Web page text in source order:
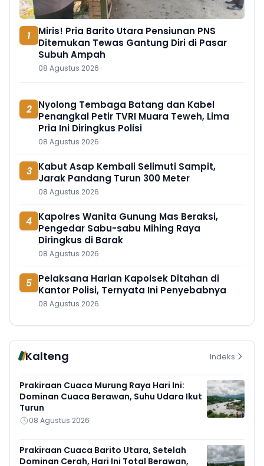
1
Miris! Pria Barito Utara Pensiunan PNS
Ditemukan Tewas Gantung Diri di Pasar
Subuh Ampah
08 Agustus 2026
2 Nyolong Tembaga Batang dan Kabel
Penangkal Petir TVRI Muara Teweh, Lima
Pria Ini Diringkus Polisi
08 Agustus 2026
3 Kabut Asap Kembali Selimuti Sampit,
Jarak Pandang Turun 300 Meter
08 Agustus 2026
4 Kapolres Wanita Gunung Mas Beraksi,
Pengedar Sabu-sabu Mihing Raya
Diringkus di Barak
08 Agustus 2026
5 Pelaksana Harian Kapolsek Ditahan di
Kantor Polisi, Ternyata Ini Penyebabnya
08 Agustus 2026
Kalteng Indeks
Prakiraan Cuaca Murung Raya Hari Ini:
Dominan Cuaca Berawan, Suhu Udara Ikut
Turun
08 Agustus 2026
Prakiraan Cuaca Barito Utara, Setelah
Dominan Cerah, Hari Ini Total Berawan,